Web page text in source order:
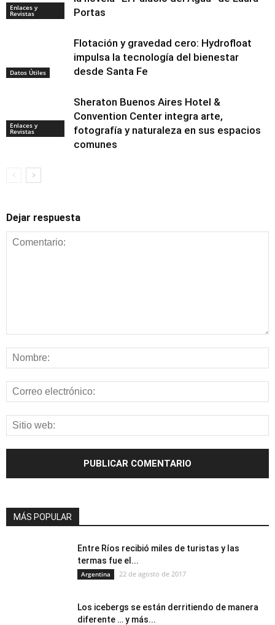
Enlaces y
Revistas
Portas
Datos Útiles
Flotación y gravedad cero: Hydrofloat
impulsa la tecnología del bienestar
desde Santa Fe
Enlaces y
Revistas
Sheraton Buenos Aires Hotel &
Convention Center integra arte,
fotografía y naturaleza en sus espacios
comunes
Dejar respuesta
MÁS POPULAR
Entre Ríos recibió miles de turistas y las
termas fue el...
Argentina 22 de agosto de 2017
Los icebergs se están derritiendo de manera
diferente … y más...